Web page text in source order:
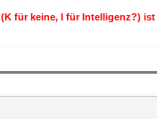
für keine, I für Intelligenz?)